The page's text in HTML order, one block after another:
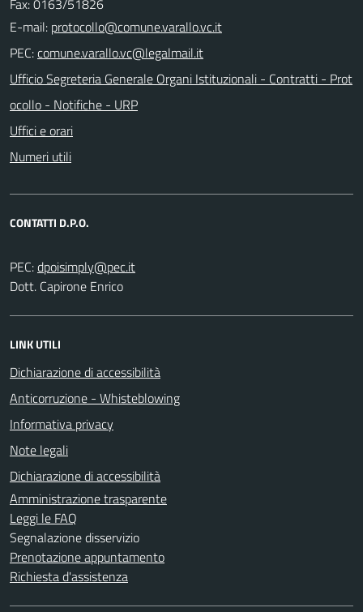
Fax: 0163/51826
E-mail:
PEC:
Ufficio Segreteria Generale Organi Istituzionali - Contratti - Prot
ocollo - Notifiche - URP
Uffici e orari
Numeri utili
CONTATTI D.P.O.
PEC:
Dott. Capirone Enrico
LINK UTILI
Dichiarazione di accessibilità
Anticorruzione - Whisteblowing
Informativa privacy
Note legali
Dichiarazione di accessibilità
Amministrazione trasparente
Leggi le FAQ
Segnalazione disservizio
Prenotazione appuntamento
Richiesta d'assistenza